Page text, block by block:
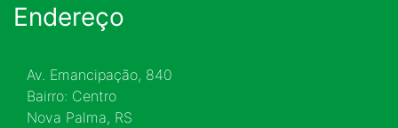
Endereço
Av. Emancipação, 840
Bairro: Centro
Nova Palma, RS